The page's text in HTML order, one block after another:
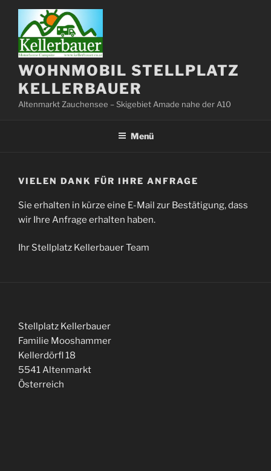
Zum
springen
WOHNMOBIL STELLPLATZ
KELLERBAUER
Altenmarkt Zauchensee – Skigebiet Amade nahe der A10
Menü
VIELEN DANK FÜR IHRE ANFRAGE
Sie erhalten in kürze eine E-Mail zur Bestätigung, dass
wir Ihre Anfrage erhalten haben.
Ihr Stellplatz Kellerbauer Team
Stellplatz Kellerbauer
Familie Mooshammer
Kellerdörfl 18
5541 Altenmarkt
Österreich